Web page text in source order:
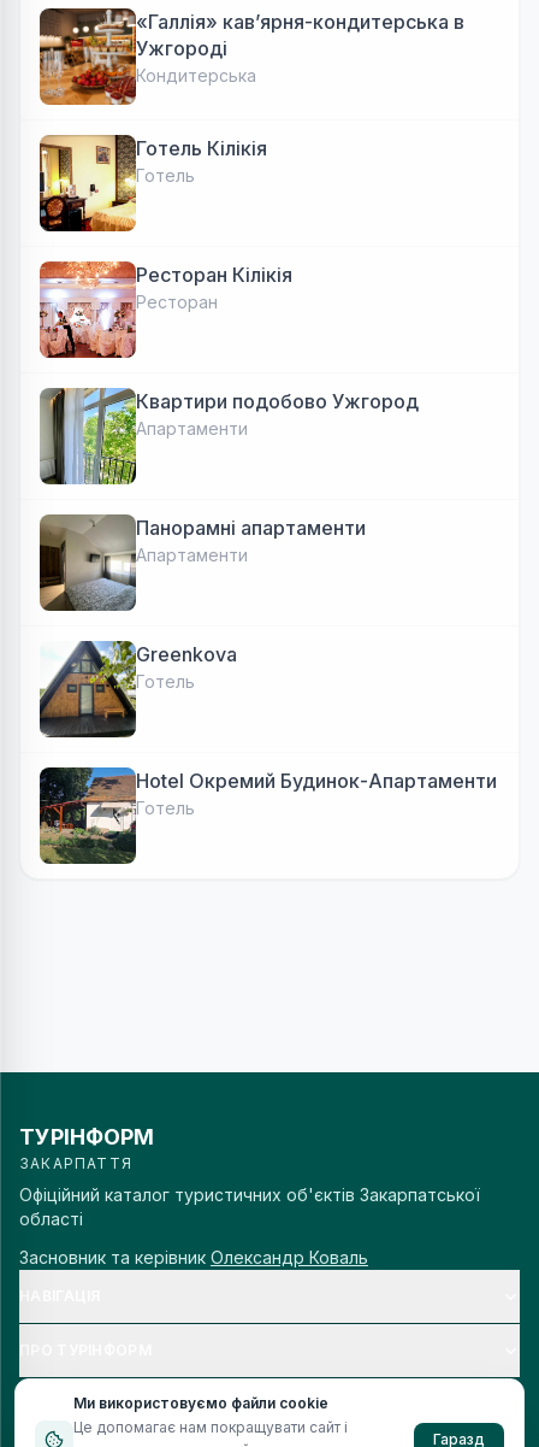
«Галлія» кав’ярня-кондитерська в
Ужгороді
Кондитерська
Готель Кілікія
Готель
Ресторан Кілікія
Ресторан
Квартири подобово Ужгород
Апартаменти
Панорамні апартаменти
Апартаменти
Greenkova
Готель
Hotel Окремий Будинок-Апартаменти
Готель
ТУРІНФОРМ
ЗАКАРПАТТЯ
Офіційний каталог туристичних об'єктів Закарпатської
області
Засновник та керівник Олександр Коваль
Ми використовуємо файли cookie
Це допомагає нам покращувати сайт і
Гаразд